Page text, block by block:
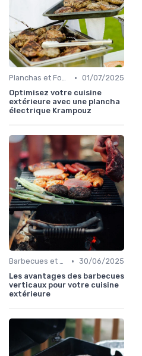
Planchas et Fours à Pizza • 01/07/2025
Optimisez votre cuisine
extérieure avec une plancha
électrique Krampouz
Barbecues et Grills • 30/06/2025
Les avantages des barbecues
verticaux pour votre cuisine
extérieure